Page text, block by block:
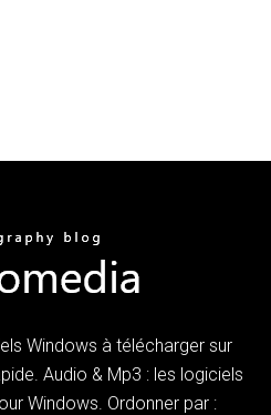
Windows à télécharger sur
Audio & Mp3 : les logiciels
Windows. Ordonner par :